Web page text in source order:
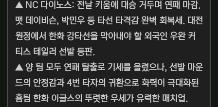
▲ NC 다이노스: 전날 키움에 대승 거두며 연패 마감.
맷 데이비슨, 박민우 등 타선 타격감 완벽 회복세. 대전
원정에서 한화 강타선을 막아내야 할 외국인 우완 커
티스 테일러 선발 등판.
▲ 양 팀 모두 연패 탈출로 기세를 올렸으나, 선발 마운
드의 안정감과 4번 타자의 귀환으로 화력이 극대화된
홈팀 한화 이글스의 뚜렷한 우세가 유력한 매치업.